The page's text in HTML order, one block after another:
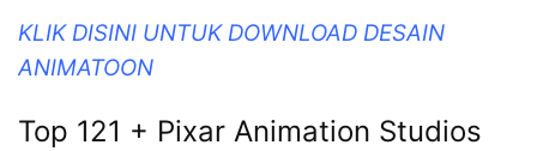
KLIK DISINI UNTUK DOWNLOAD DESAIN
ANIMATOON
Top 121 + Pixar Animation Studios